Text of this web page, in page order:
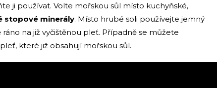
ji používat. Volte mořskou sůl místo kuchyňské,
stopové minerály. Místo hrubé soli používejte jemný
na již vyčištěnou pleť. Případně se můžete
které již obsahují mořskou sůl.